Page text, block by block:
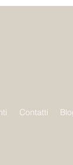
Contatti